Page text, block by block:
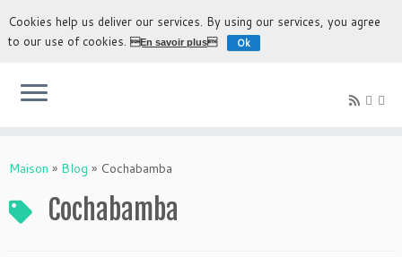
L'expérience la plus authentique de découvrir la Bolivie
Maison » Blog » Cochabamba
Cochabamba
Cookies help us deliver our services. By using our services, you agree
to our use of cookies.En savoir plus Ok